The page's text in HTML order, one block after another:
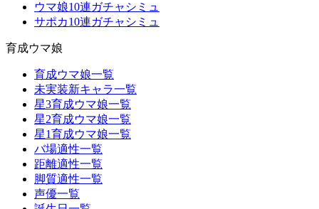
ウマ娘10連ガチャシミュ
サポカ10連ガチャシミュ
育成ウマ娘
育成ウマ娘一覧
未実装新キャラ一覧
星3育成ウマ娘一覧
星2育成ウマ娘一覧
星1育成ウマ娘一覧
バ場適性一覧
距離適性一覧
脚質適性一覧
声優一覧